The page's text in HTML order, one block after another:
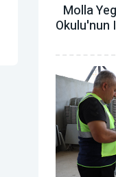
Molla
Okulu'nun